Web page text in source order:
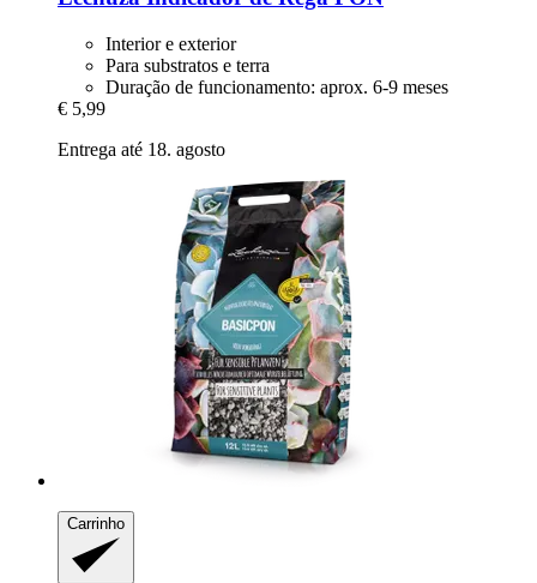
Interior e exterior
Para substratos e terra
Duração de funcionamento: aprox. 6-9 meses
€ 5,99
Entrega até 18. agosto
Carrinho